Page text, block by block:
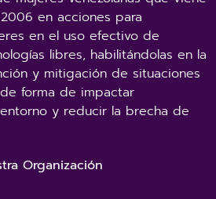
en acciones para
en el uso efectivo de
libres, habilitándolas en la
y mitigación de situaciones
forma de impactar
y reducir la brecha de
Organización